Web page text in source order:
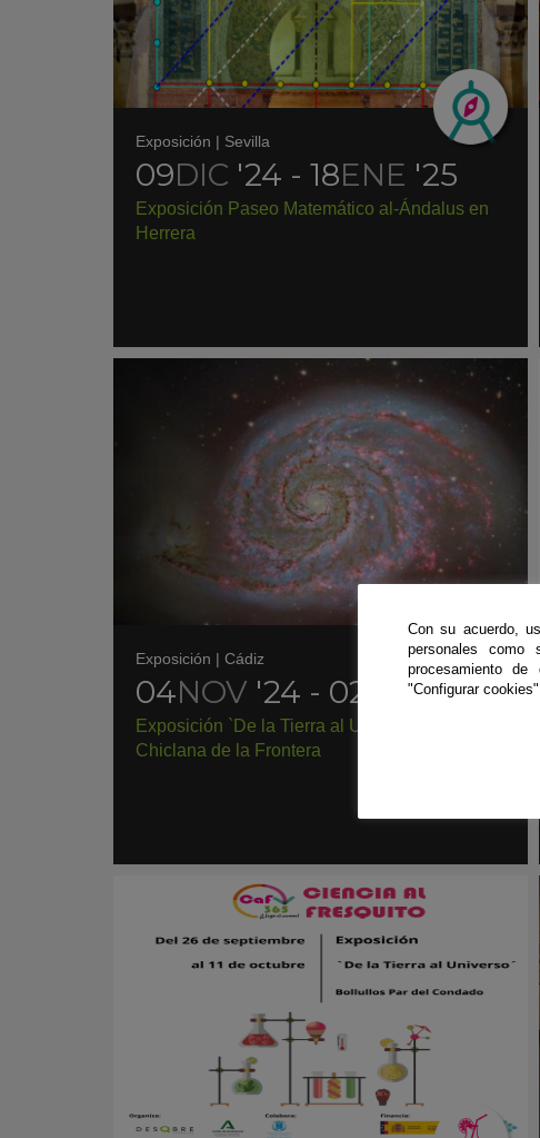
Exposición | Sevilla
09DIC '24 - 18ENE '25
Exposición Paseo Matemático al-Ándalus en
Herrera
Exposición | Cádiz
04NOV '24 - 02 DIC'24
Exposición `De la Tierra al Universo´ en
Chiclana de la Frontera
Con su acuerdo,
personales
procesamiento
"Configurar